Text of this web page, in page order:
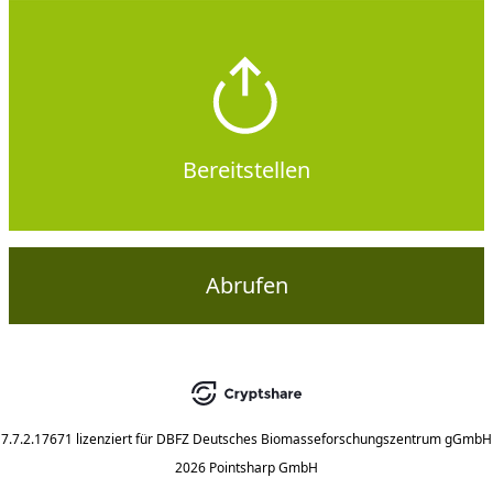
Bereitstellen
Abrufen
7.7.2.17671 lizenziert für DBFZ Deutsches Biomasseforschungszentrum gGmbH
2026 Pointsharp GmbH